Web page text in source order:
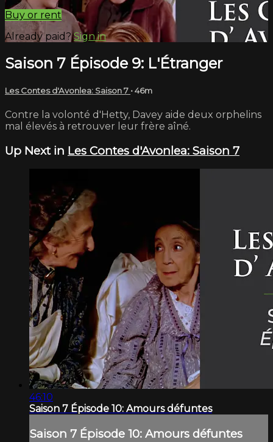
Buy or rent
Already paid?Sign in
Saison 7 Épisode 9: L'Étranger
Les Contes d'Avonlea: Saison 7 • 46m
Contre la volonté d'Hetty, Davey aide deux orphelins
mal élevés à retrouver leur frère aîné.
Up Next in Les Contes d'Avonlea: Saison 7
46:10
Saison 7 Épisode 10: Amours défuntes
Saison 7 Épisode 10: Amours défuntes